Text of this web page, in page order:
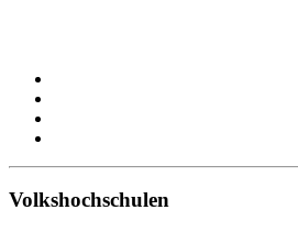
Volkshochschulen